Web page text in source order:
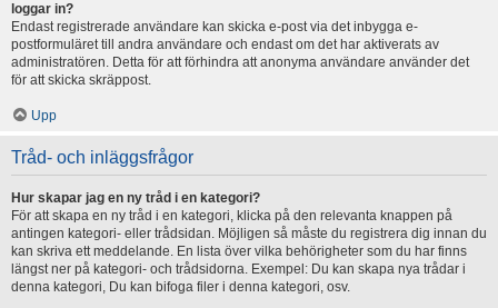
loggar in?
Endast registrerade användare kan skicka e-post via det inbygga e-
postformuläret till andra användare och endast om det har aktiverats av
administratören. Detta för att förhindra att anonyma användare använder det
för att skicka skräppost.
Upp
Tråd- och inläggsfrågor
Hur skapar jag en ny tråd i en kategori?
För att skapa en ny tråd i en kategori, klicka på den relevanta knappen på
antingen kategori- eller trådsidan. Möjligen så måste du registrera dig innan du
kan skriva ett meddelande. En lista över vilka behörigheter som du har finns
längst ner på kategori- och trådsidorna. Exempel: Du kan skapa nya trådar i
denna kategori, Du kan bifoga filer i denna kategori, osv.